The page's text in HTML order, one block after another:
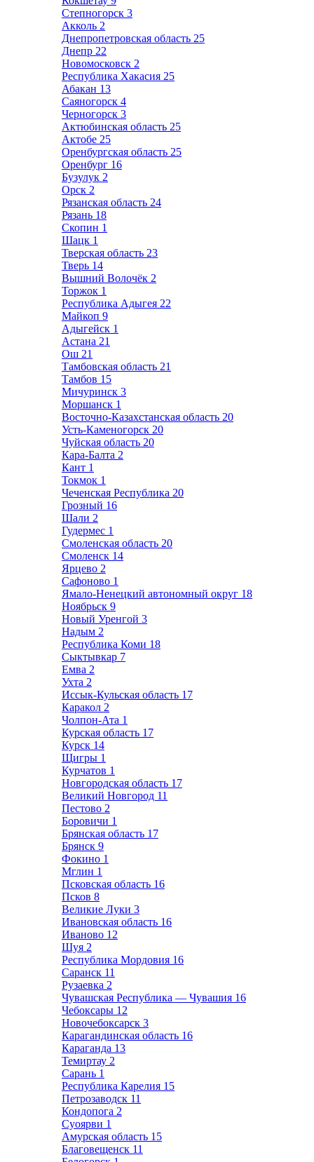
Степногорск 3
Акколь 2
Днепропетровская область 25
Днепр 22
Новомосковск 2
Республика Хакасия 25
Абакан 13
Саяногорск 4
Черногорск 3
Актюбинская область 25
Актобе 25
Оренбургская область 25
Оренбург 16
Бузулук 2
Орск 2
Рязанская область 24
Рязань 18
Скопин 1
Шацк 1
Тверская область 23
Тверь 14
Вышний Волочёк 2
Торжок 1
Республика Адыгея 22
Майкоп 9
Адыгейск 1
Астана 21
Ош 21
Тамбовская область 21
Тамбов 15
Мичуринск 3
Моршанск 1
Восточно-Казахстанская область 20
Усть-Каменогорск 20
Чуйская область 20
Кара-Балта 2
Кант 1
Токмок 1
Чеченская Республика 20
Грозный 16
Шали 2
Гудермес 1
Смоленская область 20
Смоленск 14
Ярцево 2
Сафоново 1
Ямало-Ненецкий автономный округ 18
Ноябрьск 9
Новый Уренгой 3
Надым 2
Республика Коми 18
Сыктывкар 7
Емва 2
Ухта 2
Иссык-Кульская область 17
Каракол 2
Чолпон-Ата 1
Курская область 17
Курск 14
Щигры 1
Курчатов 1
Новгородская область 17
Великий Новгород 11
Пестово 2
Боровичи 1
Брянская область 17
Брянск 9
Фокино 1
Мглин 1
Псковская область 16
Псков 8
Великие Луки 3
Ивановская область 16
Иваново 12
Шуя 2
Республика Мордовия 16
Саранск 11
Рузаевка 2
Чувашская Республика — Чувашия 16
Чебоксары 12
Новочебоксарск 3
Карагандинская область 16
Караганда 13
Темиртау 2
Сарань 1
Республика Карелия 15
Петрозаводск 11
Кондопога 2
Суоярви 1
Амурская область 15
Благовещенск 11